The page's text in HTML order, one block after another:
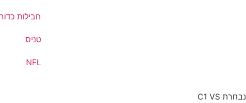
חבילות
טניס
NFL
נבחרת C1 VS